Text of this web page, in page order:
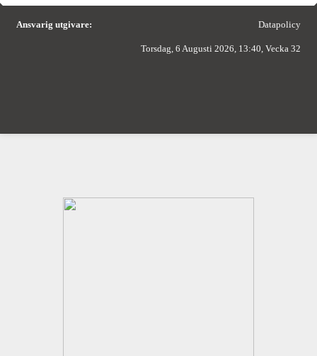
Ansvarig utgivare: Datapolicy
Torsdag, 6 Augusti 2026, 13:40, Vecka 32